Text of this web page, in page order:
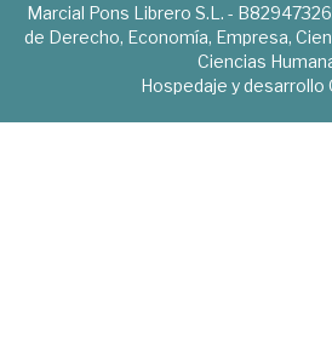
Marcial Pons Librero S.L. -
de Derecho, Economía, Empresa,
Ciencias
Hospedaje y desarrollo